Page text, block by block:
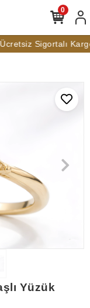
Sigortalı Kargo
0
Yüzük